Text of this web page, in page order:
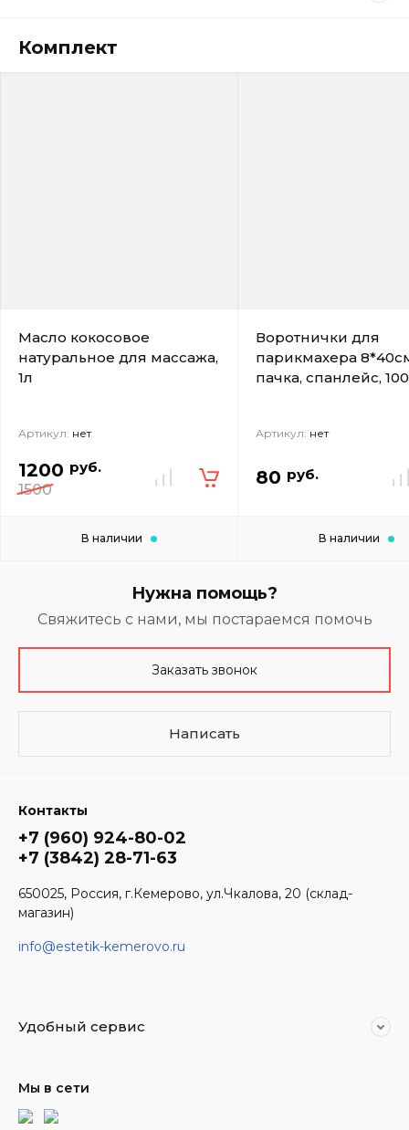
Комплект
Масло кокосовое
натуральное для массажа,
1л
Артикул: нет
1200 руб.
1500
В наличии
Воротнички для
парикмахера
пачка, спанлейс,
Артикул: нет
80 руб.
В наличии
Нужна помощь?
Свяжитесь с нами, мы постараемся помочь
Заказать звонок
Написать
Контакты
+7 (960) 924-80-02
+7 (3842) 28-71-63
650025, Россия, г.Кемерово, ул.Чкалова, 20 (склад-
магазин)
info@estetik-kemerovo.ru
Удобный сервис
Мы в сети